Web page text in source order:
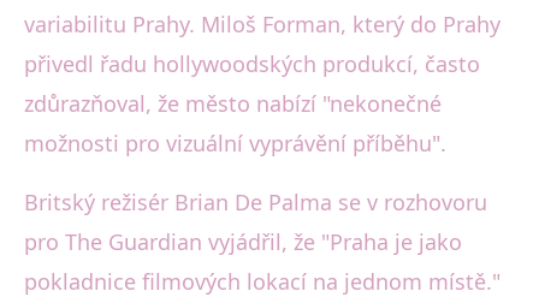
variabilitu Prahy. Miloš Forman, který do Prahy
přivedl řadu hollywoodských produkcí, často
zdůrazňoval, že město nabízí "nekonečné
možnosti pro vizuální vyprávění příběhu".
Britský režisér Brian De Palma se v rozhovoru
pro The Guardian vyjádřil, že "Praha je jako
pokladnice filmových lokací na jednom místě."